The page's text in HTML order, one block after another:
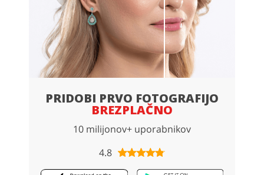
PRIDOBI PRVO FOTOGRAFIJO
BREZPLAČNO
10 milijonov+ uporabnikov
4.8